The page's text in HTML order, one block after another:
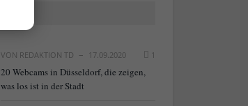
VON REDAKTION TD 17.09.2020 1
20 Webcams in Düsseldorf, die zeigen,
was los ist in der Stadt